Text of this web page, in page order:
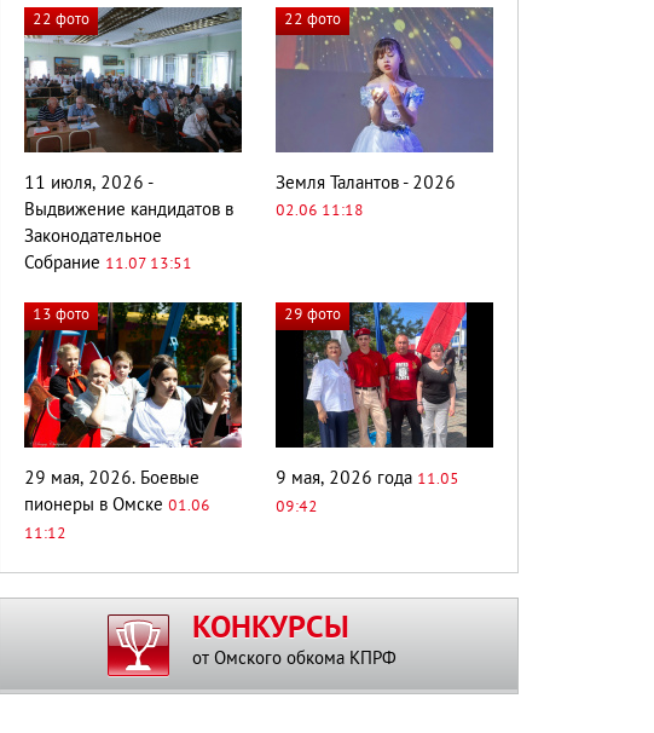
22 фото
11 июля, 2026 -
Выдвижение кандидатов в
Законодательное
Собрание 11.07 13:51
22 фото
Земля Талантов - 2026
02.06 11:18
13 фото
29 мая, 2026. Боевые
пионеры в Омске 01.06
11:12
29 фото
9 мая, 2026 года 11.05
09:42
КОНКУРСЫ
от Омского обкома КПРФ